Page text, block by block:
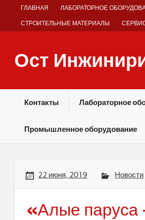
ГЛАВНАЯ ЛАБОРАТОРНОЕ
СТРОИТЕЛЬНЫЕ МАТЕРИАЛЫ
Ост
Контакты Лабораторное
Промышленное оборудование
22 июня, 2019 Новости
«Алые паруса